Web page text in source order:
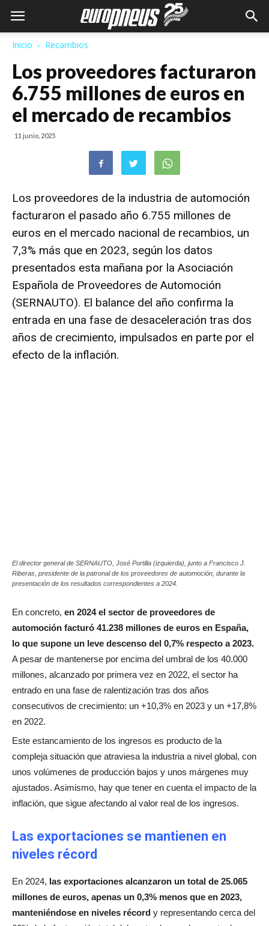
Inicio Recambios
Los proveedores facturaron
6.755 millones de euros en
el mercado de recambios
11 junio, 2025
Los proveedores de la industria de automoción
facturaron el pasado año 6.755 millones de
euros en el mercado nacional de recambios, un
7,3% más que en 2023, según los datos
presentados esta mañana por la Asociación
Española de Proveedores de Automoción
(SERNAUTO). El balance del año confirma la
entrada en una fase de desaceleración tras dos
años de crecimiento, impulsados en parte por el
efecto de la inflación.
El director general de SERNAUTO, José Portilla (izquierda), junto a Francisco J.
Riberas, presidente de la patronal de los proveedores de automoción, durante la
presentación de los resultados correspondientes a 2024.
En concreto, en 2024 el sector de proveedores de
automoción facturó 41.238 millones de euros en España,
lo que supone un leve descenso del 0,7% respecto a 2023.
A pesar de mantenerse por encima del umbral de los 40.000
millones, alcanzado por primera vez en 2022, el sector ha
entrado en una fase de ralentización tras dos años
consecutivos de crecimiento: un +10,3% en 2023 y un +17,8%
en 2022.
Este estancamiento de los ingresos es producto de la
compleja situación que atraviesa la industria a nivel global, con
unos volúmenes de producción bajos y unos márgenes muy
ajustados. Asimismo, hay que tener en cuenta el impacto de la
inflación, que sigue afectando al valor real de los ingresos.
Las exportaciones se mantienen en
niveles récord
En 2024, las exportaciones alcanzaron un total de 25.065
millones de euros, apenas un 0,3% menos que en 2023,
manteniéndose en niveles récord y representando cerca del